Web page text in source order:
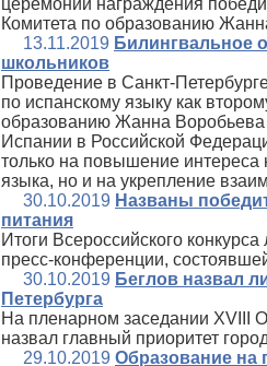
церемонии награждения
Комитета по образованию
13.11.2019 Билингвальное
школьников
Проведение в Санкт-
по испанскому языку как
образованию Жанна Воробьева
Испании в Российской
только на повышение интереса
языка, но и на укрепление
30.10.2019 Названы
питания
Итоги Всероссийского
пресс-конференции,
30.10.2019 Беглов назвал
Петербурга
На пленарном заседании XVIII
назвал главный приоритет
29.10.2019 Образование на